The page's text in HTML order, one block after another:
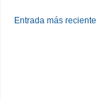
Entrada más reciente